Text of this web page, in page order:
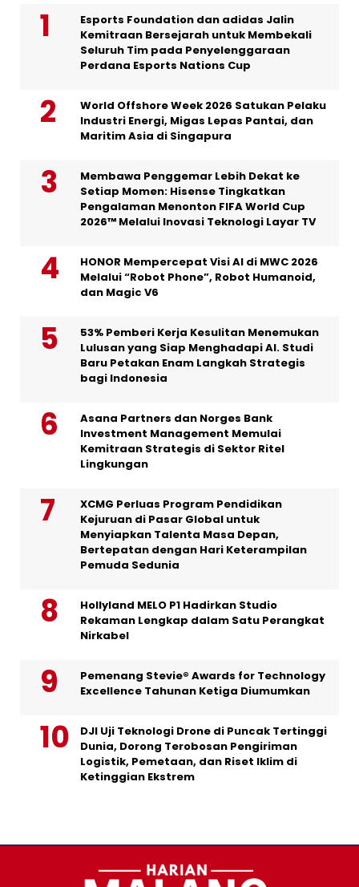
Esports Foundation dan adidas Jalin
Kemitraan Bersejarah untuk Membekali
Seluruh Tim pada Penyelenggaraan
Perdana Esports Nations Cup
World Offshore Week 2026 Satukan Pelaku
Industri Energi, Migas Lepas Pantai, dan
Maritim Asia di Singapura
Membawa Penggemar Lebih Dekat ke
Setiap Momen: Hisense Tingkatkan
Pengalaman Menonton FIFA World Cup
2026™ Melalui Inovasi Teknologi Layar TV
HONOR Mempercepat Visi AI di MWC 2026
Melalui “Robot Phone”, Robot Humanoid,
dan Magic V6
53% Pemberi Kerja Kesulitan Menemukan
Lulusan yang Siap Menghadapi AI. Studi
Baru Petakan Enam Langkah Strategis
bagi Indonesia
Asana Partners dan Norges Bank
Investment Management Memulai
Kemitraan Strategis di Sektor Ritel
Lingkungan
XCMG Perluas Program Pendidikan
Kejuruan di Pasar Global untuk
Menyiapkan Talenta Masa Depan,
Bertepatan dengan Hari Keterampilan
Pemuda Sedunia
Hollyland MELO P1 Hadirkan Studio
Rekaman Lengkap dalam Satu Perangkat
Nirkabel
Pemenang Stevie® Awards for Technology
Excellence Tahunan Ketiga Diumumkan
DJI Uji Teknologi Drone di Puncak Tertinggi
Dunia, Dorong Terobosan Pengiriman
Logistik, Pemetaan, dan Riset Iklim di
Ketinggian Ekstrem